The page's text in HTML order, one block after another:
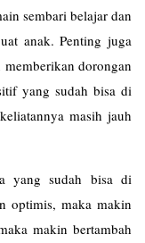
sembari belajar dan
anak. Penting juga
memberikan dorongan
yang sudah bisa di
masih jauh
yang sudah bisa di
optimis, maka makin
makin bertambah